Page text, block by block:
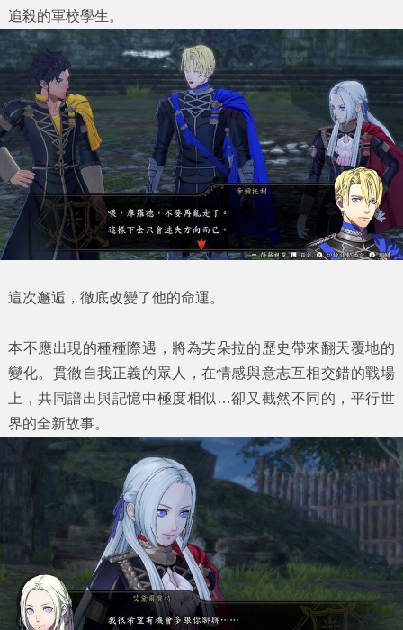
追殺的軍校學生。
這次邂逅，徹底改變了他的命運。
本不應出現的種種際遇，將為芙朵拉的歷史帶來翻天覆地的
變化。貫徹自我正義的眾人，在情感與意志互相交錯的戰場
上，共同譜出與記憶中極度相似…卻又截然不同的， 平行世
界的全新故事。